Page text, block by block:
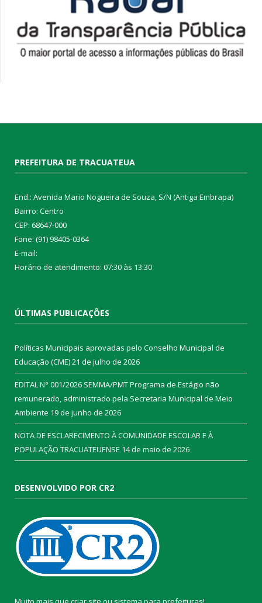
PREFEITURA DE TRACUATEUA
End.: Avenida Mario Nogueira de Souza, S/N (Antiga Embrapa)
Bairro: Centro
CEP: 68647-000
Fone: (91) 98405-0364
E-mail:
Horário de atendimento: 07:30 às 13:30
ÚLTIMAS PUBLICAÇÕES
Políticas Municipais aprovadas pelo Conselho Municipal de
Educação (CME)21 de julho de 2026
EDITAL N° 001/2026 SEMMA/PMT Programa de Estágio não
remunerado, administrado pela Secretaria Municipal de Meio
Ambiente 19 de junho de 2026
NOTA DE ESCLARECIMENTO À COMUNIDADE ESCOLAR E À
POPULAÇÃO TRACUATEUENSE 14 de maio de 2026
DESENVOLVIDO POR CR2